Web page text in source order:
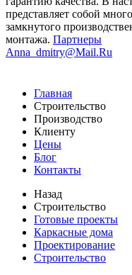
представляет собой
замкнутого
монтажа. Партнеры
Anna_dmitry@Mail.Ru
Главная
Строительство
Производство
Клиенту
Цены
Блог
Контакты
Назад
Строительство
Готовые проекты
Каркасные дома
Проектирование
Строительство